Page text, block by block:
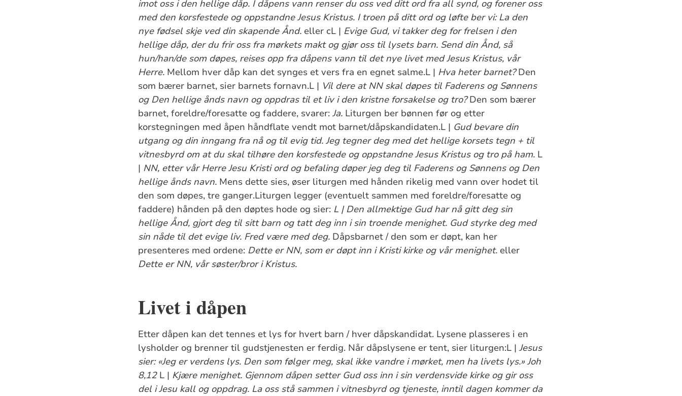
imot oss i den hellige dåp. I dåpens vann renser du oss ved ditt ord fra all synd, og forener oss
med den korsfestede og oppstandne Jesus Kristus. I troen på ditt ord og løfte ber vi: La den
nye fødsel skje ved din skapende Ånd. eller cL | Evige Gud, vi takker deg for frelsen i den
hellige dåp, der du frir oss fra mørkets makt og gjør oss til lysets barn. Send din Ånd, så
hun/han/de som døpes, reises opp fra dåpens vann til det nye livet med Jesus Kristus, vår
Herre. Mellom hver dåp kan det synges et vers fra en egnet salme.L | Hva heter barnet?Den
som bærer barnet, sier barnets fornavn.L | Vil dere at NN skal døpes til Faderens og Sønnens
og Den hellige ånds navn og oppdras til et liv i den kristne forsakelse og tro?Den som bærer
barnet, foreldre/foresatte og faddere, svarer: Ja. Liturgen ber bønnen før og etter
korstegningen med åpen håndflate vendt mot barnet/dåpskandidaten.L | Gud bevare din
utgang og din inngang fra nå og til evig tid. Jeg tegner deg med det hellige korsets tegn + til
vitnesbyrd om at du skal tilhøre den korsfestede og oppstandne Jesus Kristus og tro på ham. L
| NN, etter vår Herre Jesu Kristi ord og befaling døper jeg deg til Faderens og Sønnens og Den
hellige ånds navn. Mens dette sies, øser liturgen med hånden rikelig med vann over hodet til
den som døpes, tre ganger.Liturgen legger (eventuelt sammen med foreldre/foresatte og
faddere) hånden på den døptes hode og sier: L | Den allmektige Gud har nå gitt deg sin
hellige Ånd, gjort deg til sitt barn og tatt deg inn i sin troende menighet. Gud styrke deg med
sin nåde til det evige liv. Fred være med deg. Dåpsbarnet / den som er døpt, kan her
presenteres med ordene: Dette er NN, som er døpt inn i Kristi kirke og vår menighet. eller
Dette er NN, vår søster/bror i Kristus.
Livet i dåpen
Etter dåpen kan det tennes et lys for hvert barn / hver dåpskandidat. Lysene plasseres i en
lysholder og brenner til gudstjenesten er ferdig. Når dåpslysene er tent, sier liturgen:L | Jesus
sier: «Jeg er verdens lys. Den som følger meg, skal ikke vandre i mørket, men ha livets lys.» Joh
8,12 L | Kjære menighet. Gjennom dåpen setter Gud oss inn i sin verdensvide kirke og gir oss
del i Jesu kall og oppdrag. La oss stå sammen i vitnesbyrd og tjeneste, inntil dagen kommer da